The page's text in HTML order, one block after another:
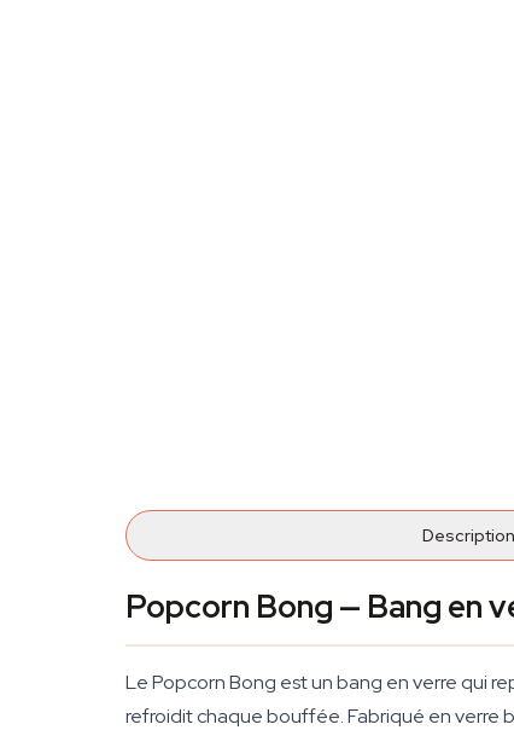
Description
Popcorn Bong — Bang en
Le Popcorn Bong est un bang en verre qui
refroidit chaque bouffée. Fabriqué en verre